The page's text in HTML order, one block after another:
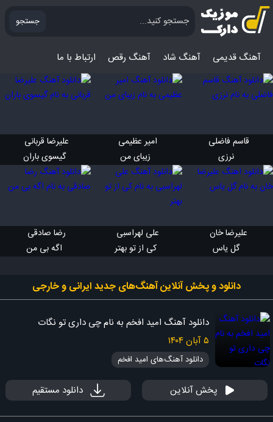
جستجو
آهنگ قدیمی آهنگ‌ شاد آهنگ رقص ارتباط با ما
قاسم فاضلی
نرزی
امیر عظیمی
زیبای من
علیرضا قربانی
گیسوی باران
علیرضا خان
گل یاس
علی لهراسبی
کی از تو بهتر
رضا صادقی
اگه بی من
دانلود و پخش آنلاین آهنگ‌های جدید ایرانی و خارجی
دانلود آهنگ امید افخم به نام چی داری تو نگات
۵ آبان ۱۴۰۴
دانلود آهنگ‌های امید افخم
پخش آنلاین دانلود مستقیم